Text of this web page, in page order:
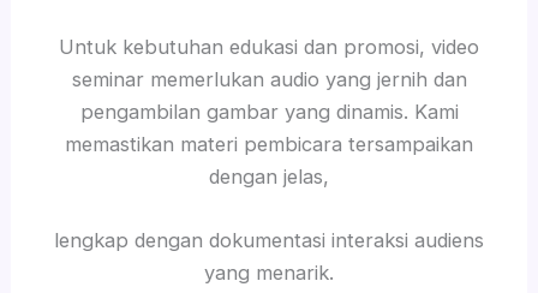
Untuk kebutuhan edukasi dan promosi, video
seminar memerlukan audio yang jernih dan
pengambilan gambar yang dinamis. Kami
memastikan materi pembicara tersampaikan
dengan jelas,
lengkap dengan dokumentasi interaksi audiens
yang menarik.